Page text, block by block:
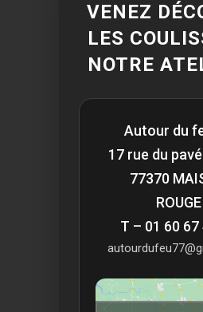
VENEZ
LES
NOTRE
Autour du
17 rue du
77370
ROUGE
T – 01 60 67